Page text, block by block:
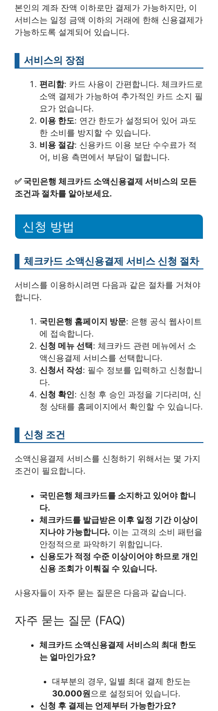
본인의 계좌 잔액 이하로만 결제가 가능하지만, 이
서비스는 일정 금액 이하의 거래에 한해 신용결제가
가능하도록 설계되어 있습니다.
서비스의 장점
편리함: 카드 사용이 간편합니다. 체크카드로
소액 결제가 가능하여 추가적인 카드 소지 필
요가 없습니다.
이용 한도: 연간 한도가 설정되어 있어 과도
한 소비를 방지할 수 있습니다.
비용 절감: 신용카드 이용 보단 수수료가 적
어, 비용 측면에서 부담이 덜합니다.
✅ 국민은행 체크카드 소액신용결제 서비스의 모든
조건과 절차를 알아보세요.
신청 방법
체크카드 소액신용결제 서비스 신청 절차
서비스를 이용하시려면 다음과 같은 절차를 거쳐야
합니다.
국민은행 홈페이지 방문: 은행 공식 웹사이트
에 접속합니다.
신청 메뉴 선택: 체크카드 관련 메뉴에서 소
액신용결제 서비스를 선택합니다.
신청서 작성: 필수 정보를 입력하고 신청합니
다.
신청 확인: 신청 후 승인 과정을 기다리며, 신
청 상태를 홈페이지에서 확인할 수 있습니다.
신청 조건
소액신용결제 서비스를 신청하기 위해서는 몇 가지
조건이 필요합니다.
국민은행 체크카드를 소지하고 있어야 합니
다.
체크카드를 발급받은 이후 일정 기간 이상이
지나야 가능합니다. 이는 고객의 소비 패턴을
안정적으로 파악하기 위함입니다.
신용도가 적정 수준 이상이어야 하므로 개인
신용 조회가 이뤄질 수 있습니다.
사용자들이 자주 묻는 질문은 다음과 같습니다.
자주 묻는 질문 (FAQ)
체크카드 소액신용결제 서비스의 최대 한도
는 얼마인가요?
대부분의 경우, 일별 최대 결제 한도는
30.000원으로 설정되어 있습니다.
신청 후 결제는 언제부터 가능한가요?